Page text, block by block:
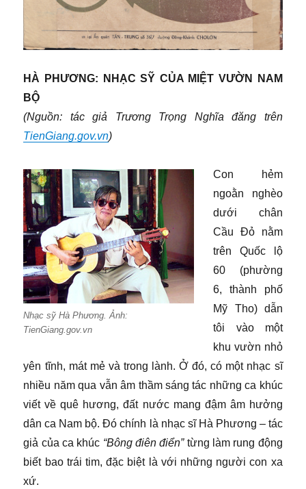
HÀ PHƯƠNG: NHẠC SỸ CỦA MIỆT VƯỜN NAM
BỘ
(Nguồn: tác giả Trương Trọng Nghĩa đăng trên
TienGiang.gov.vn)
Nhạc sỹ Hà Phương. Ảnh:
TienGiang.gov.vn
Con hẻm
ngoằn nghèo
dưới chân
Cầu Đỏ nằm
trên Quốc lộ
60 (phường
6, thành phố
Mỹ Tho) dẫn
tôi vào một
khu vườn nhỏ
yên tĩnh, mát mẻ và trong lành. Ở đó, có một nhạc sĩ
nhiều năm qua vẫn âm thầm sáng tác những ca khúc
viết về quê hương, đất nước mang đậm âm hưởng
dân ca Nam bộ. Đó chính là nhạc sĩ Hà Phương – tác
giả của ca khúc “Bông điên điển”từng làm rung động
biết bao trái tim, đặc biệt là với những người con xa
xứ.